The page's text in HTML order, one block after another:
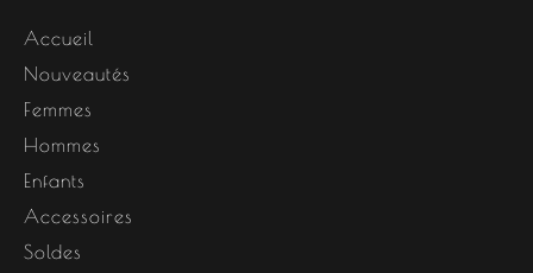
Accueil
Nouveautés
Femmes
Hommes
Enfants
Accessoires
Soldes